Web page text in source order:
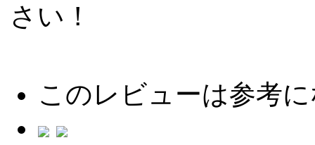
さい！
このレビューは参考